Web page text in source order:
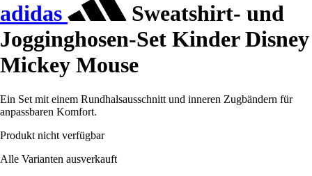
adidas
Sweatshirt- und
Jogginghosen-Set Kinder Disney
Mickey Mouse
Ein Set mit einem Rundhalsausschnitt und inneren Zugbändern für
anpassbaren Komfort.
Produkt nicht verfügbar
Alle Varianten ausverkauft